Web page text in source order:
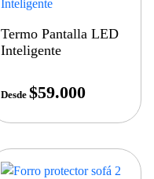
Termo Pantalla LED
Inteligente
Desde$59.000